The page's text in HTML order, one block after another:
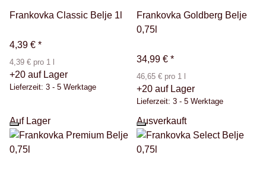
Frankovka Classic Belje 1l
4,39 € *
4,39 € pro 1 l
+20 auf Lager
Lieferzeit: 3 - 5 Werktage
Frankovka Goldberg Belje
0,75l
34,99 € *
46,65 € pro 1 l
+20 auf Lager
Lieferzeit: 3 - 5 Werktage
Auf Lager Ausverkauft